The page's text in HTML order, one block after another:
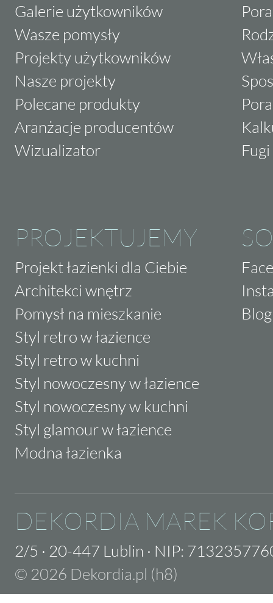
Galerie użytkowników
Wasze pomysły
Projekty użytkowników
Nasze projekty
Polecane produkty
Aranżacje producentów
Wizualizator
PROJEKTUJEMY
Projekt łazienki dla Ciebie
Architekci wnętrz
Pomysł na mieszkanie
Styl retro w łazience
Styl retro w kuchni
Styl nowoczesny w łazience
Styl nowoczesny w kuchni
Styl glamour w łazience
Modna łazienka
Blog
DEKORDIA MAREK
2/5 · 20-447 Lublin · NIP:
© 2026 Dekordia.pl (h8)